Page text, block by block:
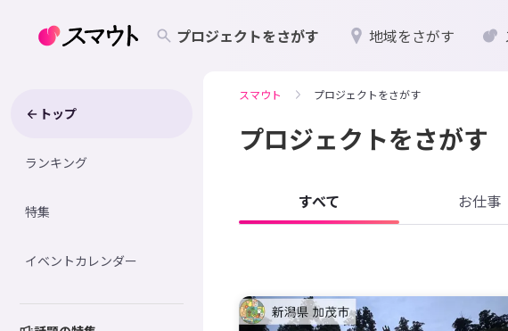
プロジェクトをさがす 地域をさがす
トップ
ランキング
特集
イベントカレンダー
スマウト プロジェクトをさがす
プロジェクトをさがす
すべて お仕事